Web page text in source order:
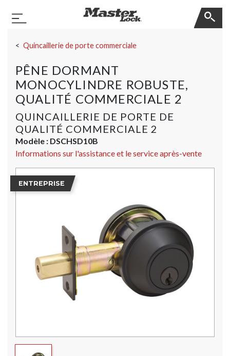
Basculer la navigation
Quincaillerie de porte commerciale
PÊNE DORMANT
MONOCYLINDRE ROBUSTE,
QUALITÉ COMMERCIALE 2
QUINCAILLERIE DE PORTE DE
QUALITÉ COMMERCIALE 2
Modèle : DSCHSD10B
Informations sur l'assistance et le service après-vente
ENTREPRISE